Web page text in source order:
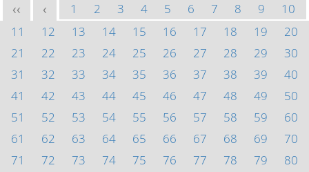
<< < 1 2 3 4 5 6 7 8 9
10
11
12 13 14 15 16 17 18 19
20
21
22 23 24 25 26 27 28 29
30
31
32 33 34 35 36 37 38 39
40
41
42 43 44 45 46 47 48 49
50
51
52 53 54 55 56 57 58 59
60
61
62 63 64 65 66 67 68 69
70
71
72 73 74 75 76 77 78 79
80